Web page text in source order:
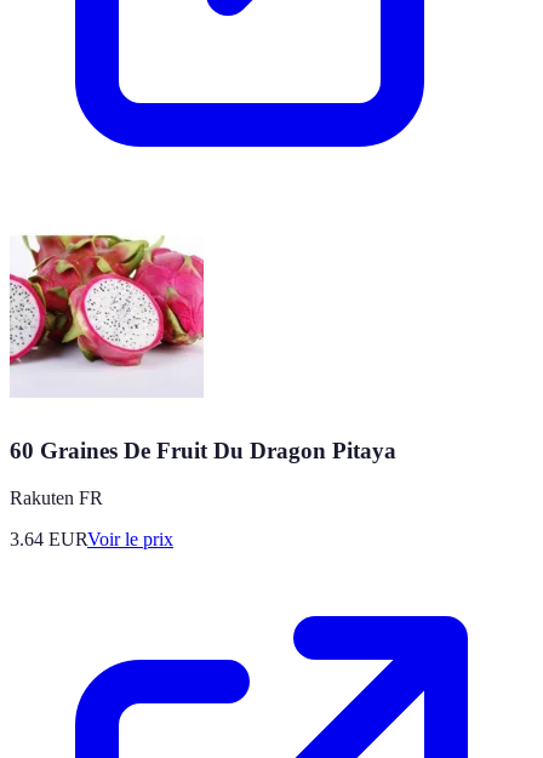
60 Graines De Fruit Du Dragon Pitaya
Rakuten FR
3.64 EURVoir le prix